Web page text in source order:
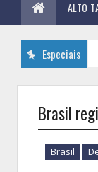
ALTO
Especiais
Brasil
Brasil